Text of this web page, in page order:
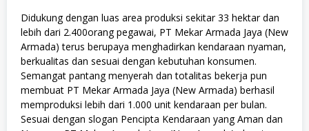
Didukung dengan luas area produksi sekitar 33 hektar dan
lebih dari 2.400orang pegawai, PT Mekar Armada Jaya (New
Armada) terus berupaya menghadirkan kendaraan nyaman,
berkualitas dan sesuai dengan kebutuhan konsumen.
Semangat pantang menyerah dan totalitas bekerja pun
membuat PT Mekar Armada Jaya (New Armada) berhasil
memproduksi lebih dari 1.000 unit kendaraan per bulan.
Sesuai dengan slogan Pencipta Kendaraan yang Aman dan